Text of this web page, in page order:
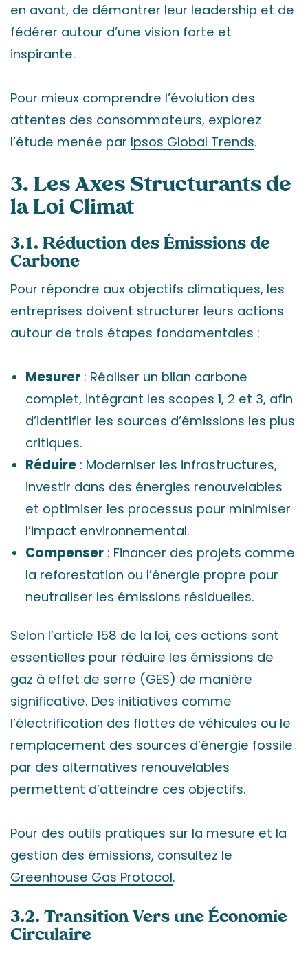
en avant, de démontrer leur leadership et de
fédérer autour d’une vision forte et
inspirante.
Pour mieux comprendre l’évolution des
attentes des consommateurs, explorez
l’étude menée par Ipsos Global Trends.
3. Les Axes Structurants de
la Loi Climat
3.1. Réduction des Émissions de
Carbone
Pour répondre aux objectifs climatiques, les
entreprises doivent structurer leurs actions
autour de trois étapes fondamentales :
Mesurer : Réaliser un bilan carbone
complet, intégrant les scopes 1, 2 et 3, afin
d’identifier les sources d’émissions les plus
critiques.
Réduire : Moderniser les infrastructures,
investir dans des énergies renouvelables
et optimiser les processus pour minimiser
l’impact environnemental.
Compenser : Financer des projets comme
la reforestation ou l’énergie propre pour
neutraliser les émissions résiduelles.
Selon l’article 158 de la loi, ces actions sont
essentielles pour réduire les émissions de
gaz à effet de serre (GES) de manière
significative. Des initiatives comme
l’électrification des flottes de véhicules ou le
remplacement des sources d’énergie fossile
par des alternatives renouvelables
permettent d’atteindre ces objectifs.
Pour des outils pratiques sur la mesure et la
gestion des émissions, consultez le
Greenhouse Gas Protocol.
3.2. Transition Vers une Économie
Circulaire